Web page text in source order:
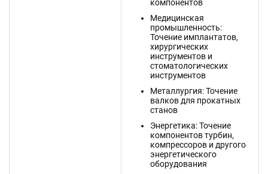
компонентов
Медицинская
промышленность:
Точение имплантатов,
хирургических
инструментов и
стоматологических
инструментов
Металлургия: Точение
валков для прокатных
станов
Энергетика: Точение
компонентов турбин,
компрессоров и другого
энергетического
оборудования